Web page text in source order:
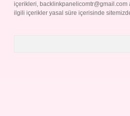
içerikleri, backlinkpanelicomtr@gmail.com
ilgili içerikler yasal süre içerisinde